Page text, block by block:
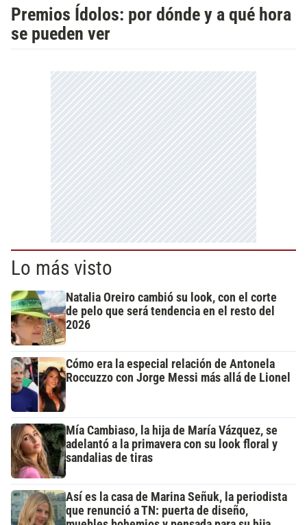
Premios Ídolos: por dónde y a qué hora
se pueden ver
Lo más visto
Natalia Oreiro cambió su look, con el corte
de pelo que será tendencia en el resto del
2026
Cómo era la especial relación de Antonela
Roccuzzo con Jorge Messi más allá de Lionel
Mía Cambiaso, la hija de María Vázquez, se
adelantó a la primavera con su look floral y
sandalias de tiras
Así es la casa de Marina Señuk, la periodista
que renunció a TN: puerta de diseño,